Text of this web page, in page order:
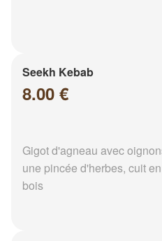
Seekh Kebab
8.00 €
Gigot d'agneau avec
une pincée d'herbes, cuit
bois